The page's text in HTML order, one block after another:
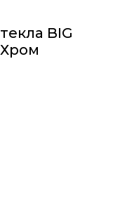
BIG